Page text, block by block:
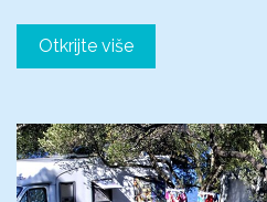
Otkrijte više